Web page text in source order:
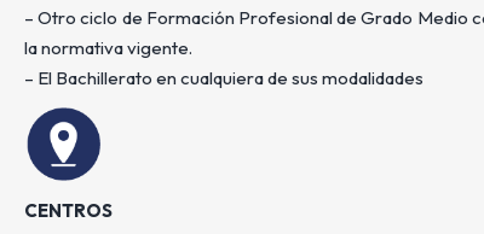
– Otro ciclo de Formación Profesional de Grado Medio
la normativa vigente.
– El Bachillerato en cualquiera de sus modalidades
CENTROS